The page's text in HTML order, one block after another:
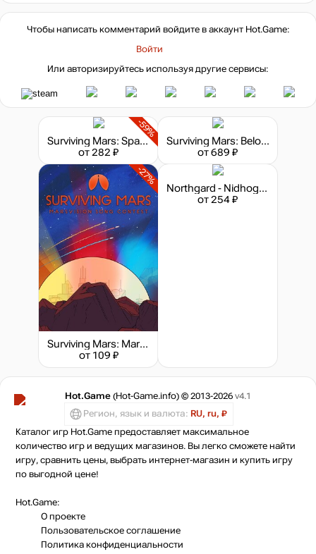
Чтобы написать комментарий войдите в аккаунт Hot.Game:
Войти
Или авторизируйтесь используя другие сервисы:
-59%
Surviving Mars: Space Race
от 282 ₽
Surviving Mars: Below and Beyond
от 689 ₽
-27%
Surviving Mars: Marsvision Song Contest
от 109 ₽
Northgard - Nidhogg, Clan of the Dragon
от 254 ₽
Hot.Game (Hot-Game.info) © 2013-2026 v4.1
Регион, язык и валюта: RU, ru, ₽
Каталог игр Hot.Game предоставляет максимальное
количество игр и ведущих магазинов. Вы легко сможете найти
игру, сравнить цены, выбрать интернет-магазин и купить игру
по выгодной цене!
Hot.Game:
О проекте
Пользовательское соглашение
Политика конфиденциальности